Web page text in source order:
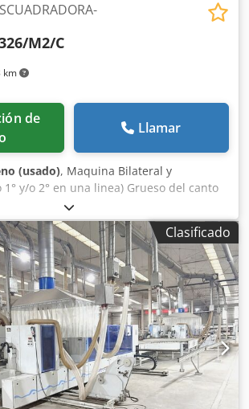
km
M2/C
Llamar
(usado), Maquina Bilateral y
y/o 2° en una linea) Grueso del canto
mm 0,3 / 3 Grosor tableros/paneles
- 40 Anchura de trabajo (min/max) mm
/Software Power Control 22 /
Velocitad variable de avance (m/min) 15
Ag Sjha Cabinas de proteccion y
de tope escamotables, distancia (mm)
PERFILADORA (por cada lado):
antiadherente) Tupí (anti-astilla) (1 x
KD 11 (2 x Kw 6,6) PARTE CANTEADO
encolador ( Cola termo-fusible +
de presión del canto A Porta rollos
N° 2) - con alimentación de borde
Clasificado